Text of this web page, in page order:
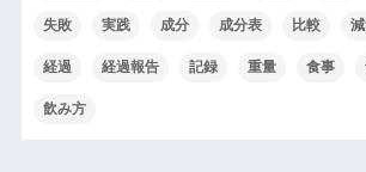
失敗 実践 成分 成分表 比較
経過 経過報告 記録 重量 食事
飲み方